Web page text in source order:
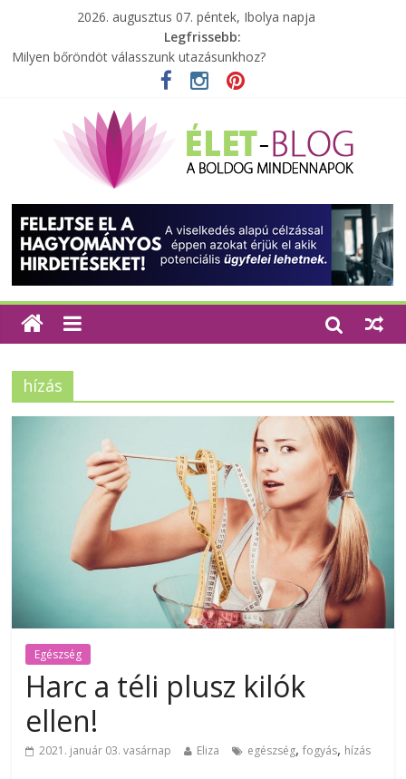
2026. augusztus 07. péntek, Ibolya napja
Legfrissebb:
Milyen bőröndöt válasszunk utazásunkhoz?
Elérhető zöld energia mindenki számára
Különleges tömörfa ládák Indiából
A zöld forradalom: A mosó- és parfümtermékek környezetbarát
szempontjainak erősítése
hízás
Egészség
Harc a téli plusz kilók
ellen!
2021. január 03. vasárnap Eliza egészség,fogyás, hízás